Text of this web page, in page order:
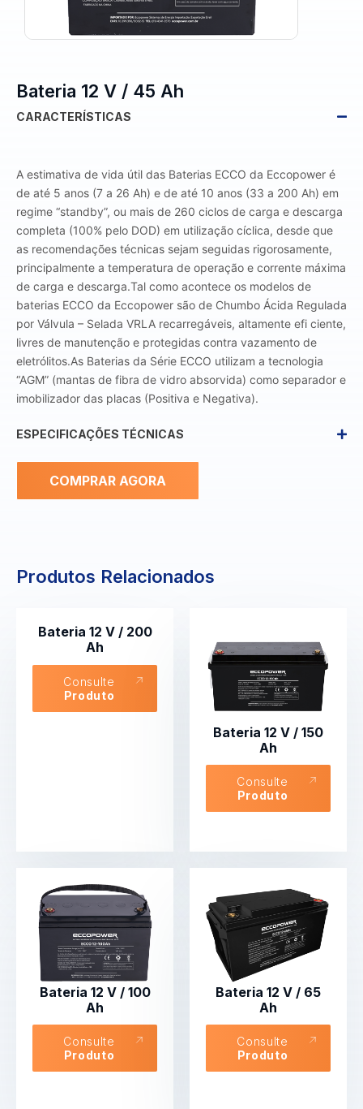
Bateria 12 V / 45 Ah
CARACTERÍSTICAS
A estimativa de vida útil das Baterias ECCO da Eccopower é
de até 5 anos (7 a 26 Ah) e de até 10 anos (33 a 200 Ah) em
regime “standby”, ou mais de 260 ciclos de carga e descarga
completa (100% pelo DOD) em utilização cíclica, desde que
as recomendações técnicas sejam seguidas rigorosamente,
principalmente a temperatura de operação e corrente máxima
de carga e descarga.Tal como acontece os modelos de
baterias ECCO da Eccopower são de Chumbo Ácida Regulada
por Válvula – Selada VRLA recarregáveis, altamente efi ciente,
livres de manutenção e protegidas contra vazamento de
eletrólitos.As Baterias da Série ECCO utilizam a tecnologia
“AGM” (mantas de fibra de vidro absorvida) como separador e
imobilizador das placas (Positiva e Negativa).
ESPECIFICAÇÕES TÉCNICAS
COMPRAR AGORA
Produtos Relacionados
Bateria 12 V / 200
Ah
Consulte
Produto
Bateria 12 V / 150
Ah
Consulte
Produto
Bateria 12 V / 100
Ah
Consulte
Produto
Bateria 12 V / 65
Ah
Consulte
Produto